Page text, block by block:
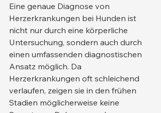
Eine genaue Diagnose von
Herzerkrankungen bei Hunden ist
nicht nur durch eine körperliche
Untersuchung, sondern auch durch
einen umfassenden diagnostischen
Ansatz möglich. Da
Herzerkrankungen oft schleichend
verlaufen, zeigen sie in den frühen
Stadien möglicherweise keine